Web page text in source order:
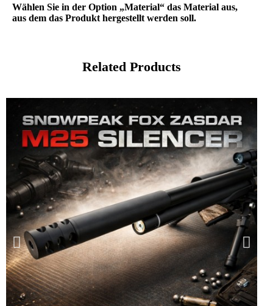
Wählen Sie in der Option „Material“ das Material aus,
aus dem das Produkt hergestellt werden soll.
Related Products